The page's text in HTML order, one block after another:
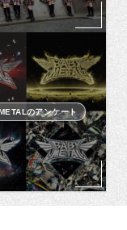
のアンケート